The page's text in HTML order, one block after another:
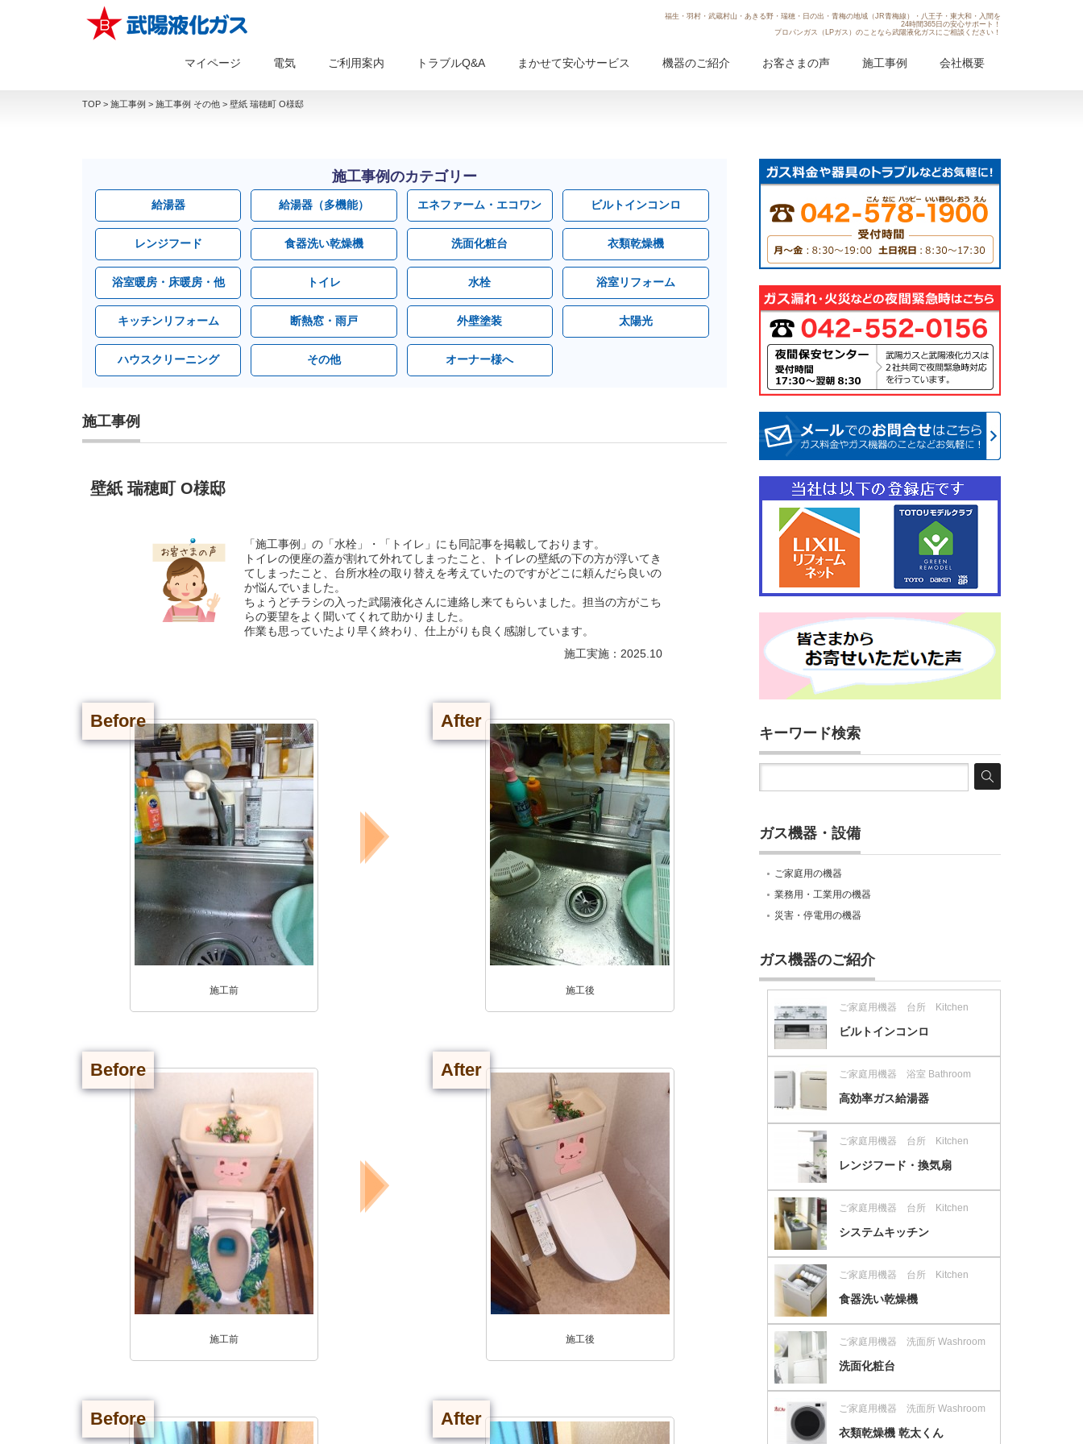
福生・羽村・武蔵村山・あきる野・瑞穂・日の出・青梅の地域（JR青梅線）・八王子・東大和・入間を
24時間365日の安心サポート！
プロパンガス（LPガス）のことなら武陽液化ガスにご相談ください！
マイページ 電気 ご利用案内 トラブルQ&A まかせて安心サービス 機器のご紹介 お客さまの声 施工事例 会社概要
TOP > 施工事例 > 施工事例 その他 > 壁紙 瑞穂町 O様邸
施工事例のカテゴリー
給湯器 給湯器（多機能） エネファーム・エコワン ビルトインコンロ
レンジフード 食器洗い乾燥機 洗面化粧台 衣類乾燥機
浴室暖房・床暖房・他 トイレ 水栓 浴室リフォーム
キッチンリフォーム 断熱窓・雨戸 外壁塗装 太陽光
ハウスクリーニング その他 オーナー様へ
施工事例
壁紙 瑞穂町 O様邸
「施工事例」の「水栓」・「トイレ」にも同記事を掲載しております。
トイレの便座の蓋が割れて外れてしまったこと、トイレの壁紙の下の方が浮いてき
てしまったこと、台所水栓の取り替えを考えていたのですがどこに頼んだら良いの
か悩んでいました。
ちょうどチラシの入った武陽液化さんに連絡し来てもらいました。担当の方がこち
らの要望をよく聞いてくれて助かりました。
作業も思っていたより早く終わり、仕上がりも良く感謝しています。
施工実施：2025.10
Before
施工前
After
施工後
Before
施工前
After
施工後
Before After
キーワード検索
ガス機器・設備
ご家庭用の機器
業務用・工業用の機器
災害・停電用の機器
ガス機器のご紹介
ご家庭用機器 台所 Kitchen
ビルトインコンロ
ご家庭用機器 浴室 Bathroom
高効率ガス給湯器
ご家庭用機器 台所 Kitchen
レンジフード・換気扇
ご家庭用機器 台所 Kitchen
システムキッチン
ご家庭用機器 台所 Kitchen
食器洗い乾燥機
ご家庭用機器 洗面所 Washroom
洗面化粧台
ご家庭用機器 洗面所 Washroom
衣類乾燥機 乾太くん